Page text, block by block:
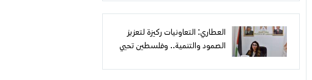
سوريا
العطاري: التعاونيات ركيزة لتعزيز
الصمود والتنمية.. وفلسطين تحيي